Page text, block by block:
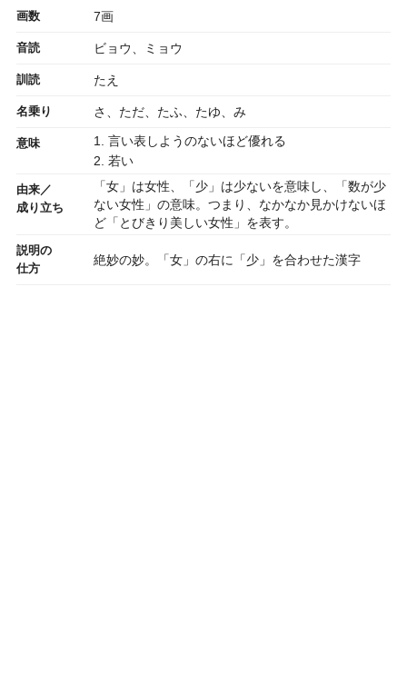
画数 7画
音読 ビョウ、ミョウ
訓読 たえ
名乗り さ、ただ、たふ、たゆ、み
意味
1. 言い表しようのないほど優れる
2. 若い
由来／
成り立ち
「女」は女性、「少」は少ないを意味し、「数が少
ない女性」の意味。つまり、なかなか見かけないほ
ど「とびきり美しい女性」を表す。
説明の
仕方
絶妙の妙。「女」の右に「少」を合わせた漢字